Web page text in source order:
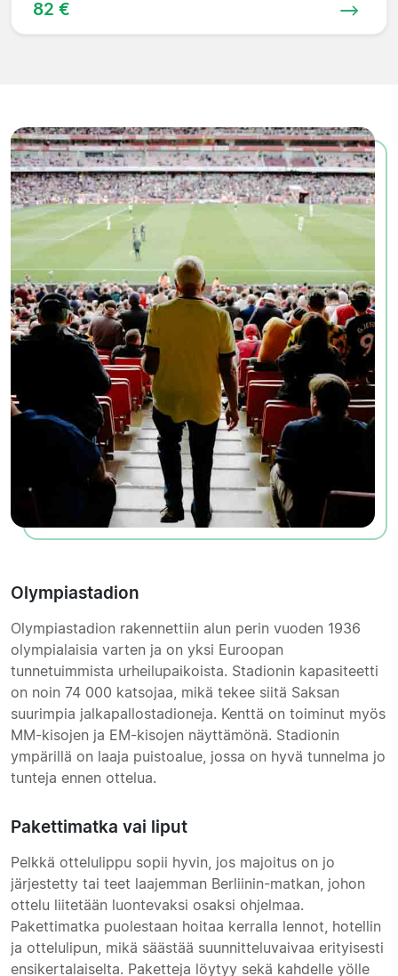
82 €
Olympiastadion
Olympiastadion rakennettiin alun perin vuoden 1936
olympialaisia varten ja on yksi Euroopan
tunnetuimmista urheilupaikoista. Stadionin kapasiteetti
on noin 74 000 katsojaa, mikä tekee siitä Saksan
suurimpia jalkapallostadioneja. Kenttä on toiminut myös
MM-kisojen ja EM-kisojen näyttämönä. Stadionin
ympärillä on laaja puistoalue, jossa on hyvä tunnelma jo
tunteja ennen ottelua.
Pakettimatka vai liput
Pelkkä ottelulippu sopii hyvin, jos majoitus on jo
järjestetty tai teet laajemman Berliinin-matkan, johon
ottelu liitetään luontevaksi osaksi ohjelmaa.
Pakettimatka puolestaan hoitaa kerralla lennot, hotellin
ja ottelulipun, mikä säästää suunnitteluvaivaa erityisesti
ensikertalaiselta. Paketteja löytyy sekä kahdelle yölle